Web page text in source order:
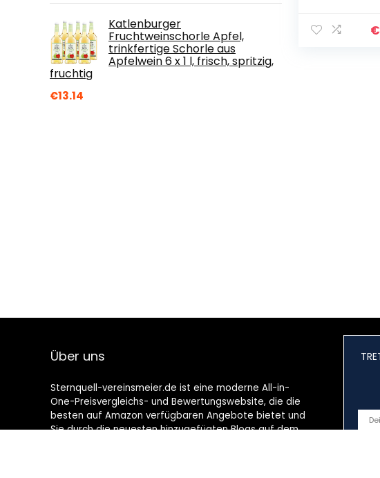
Katlenburger
Fruchtweinschorle Apfel,
trinkfertige Schorle aus
Apfelwein 6 x 1 l, frisch, spritzig,
fruchtig
€13.14
€
Über uns
Sternquell-vereinsmeier.de ist eine moderne All-in-
One-Preisvergleichs- und Bewertungswebsite, die die
besten auf Amazon verfügbaren Angebote bietet und
Sie durch die neuesten hinzugefügten Blogs auf dem